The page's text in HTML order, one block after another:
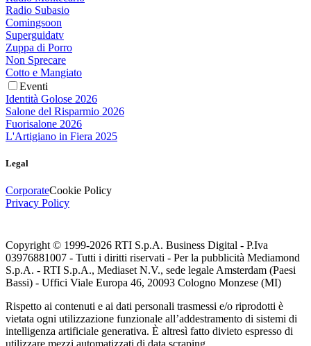
Radio Subasio
Comingsoon
Superguidatv
Zuppa di Porro
Non Sprecare
Cotto e Mangiato
Eventi
Identità Golose 2026
Salone del Risparmio 2026
Fuorisalone 2026
L'Artigiano in Fiera 2025
Legal
CorporateCookie Policy
Privacy Policy
Copyright © 1999-2026 RTI S.p.A. Business Digital - P.Iva
03976881007 - Tutti i diritti riservati - Per la pubblicità Mediamond
S.p.A. - RTI S.p.A., Mediaset N.V., sede legale Amsterdam (Paesi
Bassi) - Uffici Viale Europa 46, 20093 Cologno Monzese (MI)
Rispetto ai contenuti e ai dati personali trasmessi e/o riprodotti è
vietata ogni utilizzazione funzionale all’addestramento di sistemi di
intelligenza artificiale generativa. È altresì fatto divieto espresso di